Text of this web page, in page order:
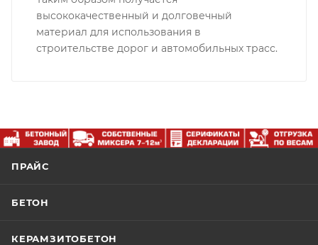
высококачественный и долговечный
материал для использования в
строительстве дорог и автомобильных трасс.
ПРАЙС
БЕТОН
КЕРАМЗИТОБЕТОН